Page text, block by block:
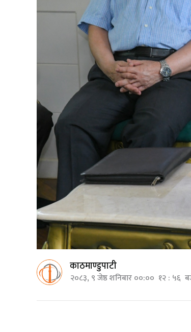
काठमाण्डुपाटी
२०८३, ९ जेष्ठ शनिबार ००:०० १२ : ५६